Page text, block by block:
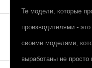
Те модели, которые
производителями -
своими моделями,
выработаны не